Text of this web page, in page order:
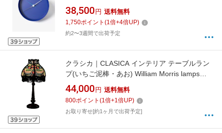
計 KOPPEL コッペル ウォールクロック 22cm
ブルー 10020488
38,500 円 送料無料
1,750ポイント (1倍+4倍UP)
約2〜3週間で出荷予定
クラシカ｜CLASICA インテリア テーブルラン
プ(いちご泥棒・あお) William Morris lamps
ADS-002str-B [電球 /電球色]
44,000 円 送料無料
800ポイント (1倍+1倍UP)
お取り寄せ[約1ヶ月で出荷予定]